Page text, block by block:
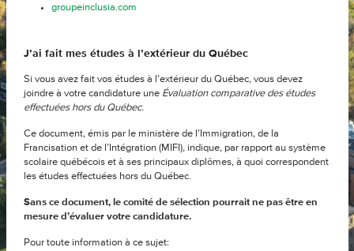
groupeinclusia.com
J’ai fait mes études à l’extérieur du Québec
Si vous avez fait vos études à l’extérieur du Québec, vous devez
joindre à votre candidature une Évaluation comparative des études
effectuées hors du Québec.
Ce document, émis par le ministère de l’Immigration, de la
Francisation et de l’Intégration (MIFI), indique, par rapport au système
scolaire québécois et à ses principaux diplômes, à quoi correspondent
les études effectuées hors du Québec.
Sans ce document, le comité de sélection pourrait ne pas être en
mesure d’évaluer votre candidature.
Pour toute information à ce sujet: